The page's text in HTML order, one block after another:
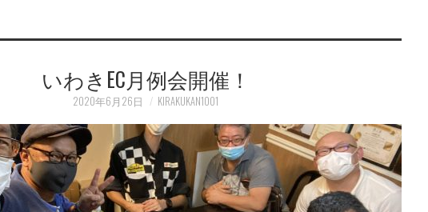
いわきEC月例会開催！
2020年6月26日 KIRAKUKAN1001